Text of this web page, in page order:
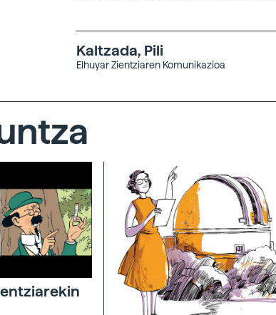
Kaltzada, Pili
Elhuyar Zientziaren Komunikazioa